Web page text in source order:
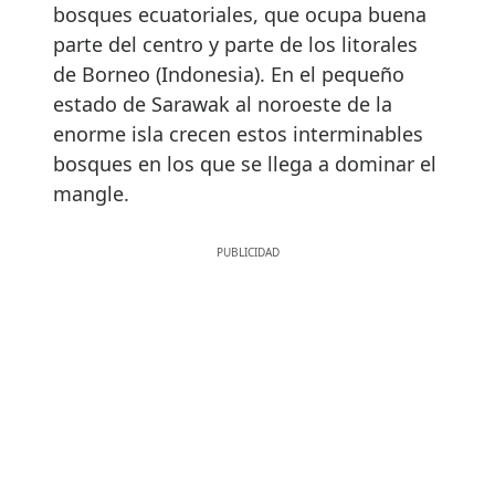
bosques ecuatoriales, que ocupa buena
parte del centro y parte de los litorales
de Borneo (Indonesia). En el pequeño
estado de Sarawak al noroeste de la
enorme isla crecen estos interminables
bosques en los que se llega a dominar el
mangle.